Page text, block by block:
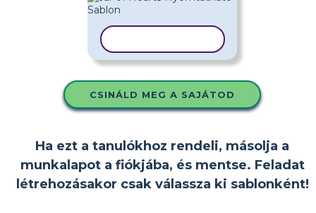
CSINÁLD MEG A SAJÁTOD
Ha ezt a tanulókhoz rendeli, másolja a
munkalapot a fiókjába, és mentse. Feladat
létrehozásakor csak válassza ki sablonként!